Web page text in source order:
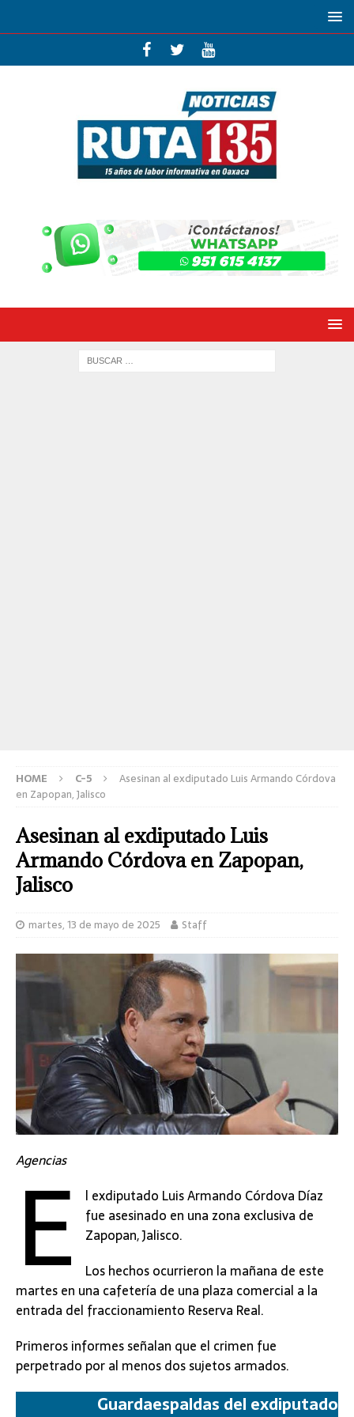
HOME C-5
Asesinan al exdiputado Luis Armando Córdova
en Zapopan, Jalisco
Asesinan al exdiputado Luis
Armando Córdova en Zapopan,
Jalisco
martes, 13 de mayo de 2025 Staff
Agencias
E
l exdiputado Luis Armando Córdova Díaz
fue asesinado en una zona exclusiva de
Zapopan, Jalisco.
Los hechos ocurrieron la mañana de este
martes en una cafetería de una plaza comercial a la
entrada del fraccionamiento Reserva Real.
Primeros informes señalan que el crimen fue
perpetrado por al menos dos sujetos armados.
Guardaespaldas del exdiputado